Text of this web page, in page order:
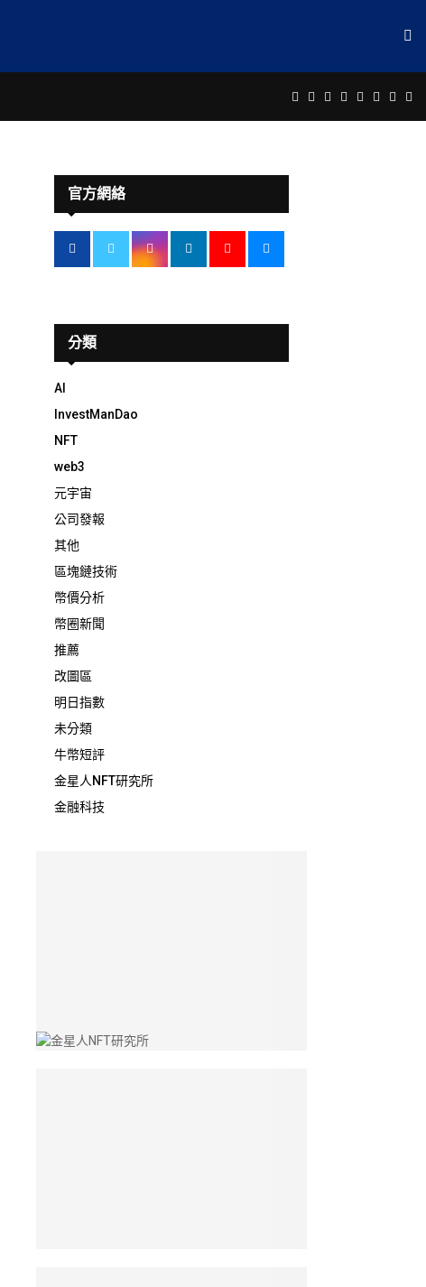
Facebook
TwitterInstagram
Linkedin
Youtube
Email
Rss
官方網絡
分類
AI
InvestManDao
NFT
web3
元宇宙
公司發報
其他
區塊鏈技術
幣價分析
幣圈新聞
推薦
改圖區
明日指數
未分類
牛幣短評
金星人NFT研究所
金融科技